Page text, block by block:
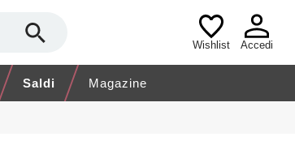
Wishlist Accedi
Saldi Magazine